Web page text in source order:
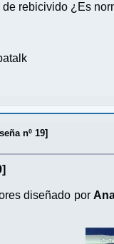
rebicivido ¿Es
nº 19]
diseñado por